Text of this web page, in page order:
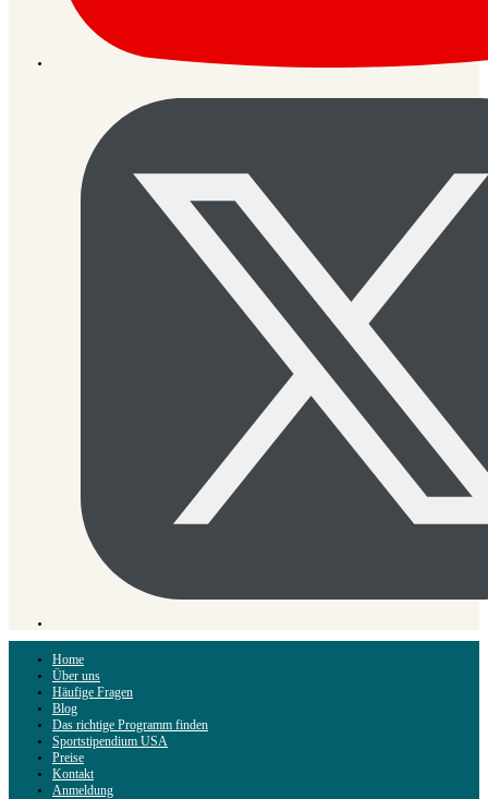
Home
Über uns
Häufige Fragen
Blog
Das richtige Programm finden
Sportstipendium USA
Preise
Kontakt
Anmeldung